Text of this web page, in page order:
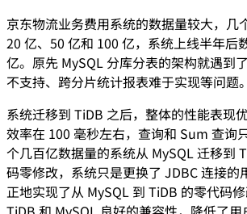
京东物流业务费用系统的数据量较大，几
20 亿、50 亿和 100 亿，系统上线半年后
亿。原先 MySQL 分库分表的架构就遇到
不支持、跨分片统计报表难于实现等问题。
系统迁移到 TiDB 之后，整体的性能表现
效率在 100 毫秒左右，查询和 Sum 查询
个几百亿数据量的系统从 MySQL 迁移到
码零修改，系统只是更换了 JDBC 连接的
正地实现了从 MySQL 到 TiDB 的零代码修